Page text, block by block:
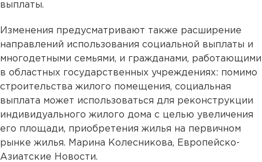
выплаты.
Изменения предусматривают также расширение
направлений использования социальной выплаты и
многодетными семьями, и гражданами, работающими
в областных государственных учреждениях: помимо
строительства жилого помещения, социальная
выплата может использоваться для реконструкции
индивидуального жилого дома с целью увеличения
его площади, приобретения жилья на первичном
рынке жилья. Марина Колесникова, Европейско-
Азиатские Новости.